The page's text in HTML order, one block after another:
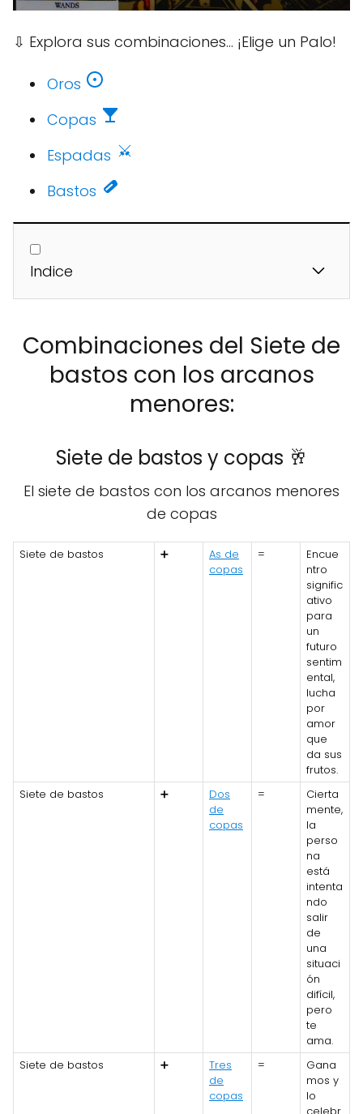
⇩ Explora sus combinaciones... ¡Elige un Palo!
Oros
Copas
Espadas
Bastos
Indice
Combinaciones del Siete de
bastos con los arcanos
menores:
Siete de bastos y copas 🥂
El siete de bastos con los arcanos menores
de copas
Siete de bastos ➕
As de
copas
=
Encue
ntro
signific
ativo
para
un
futuro
sentim
ental,
lucha
por
amor
que
da sus
frutos.
Siete de bastos
➕
Dos
de
copas
=
Cierta
mente,
la
perso
na
está
intenta
ndo
salir
de
una
situaci
ón
difícil,
pero
te
ama.
Siete de bastos
➕
Tres
de
copas
=
Gana
mos y
lo